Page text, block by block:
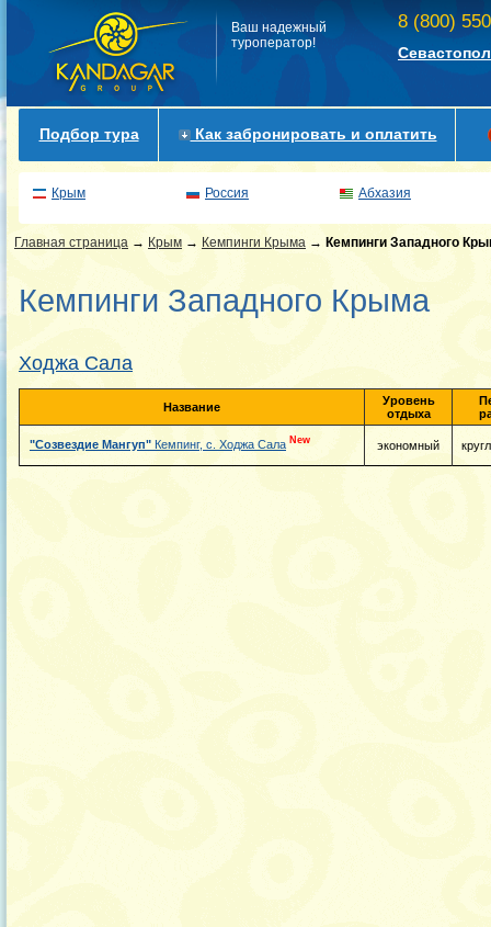
Ваш надежный
туроператор!
8 (800)
Подбор тура Как забронировать и оплатить
Крым Россия Абхазия
Главная страница → Крым → Кемпинги Крыма → Кемпинги Западного
Кемпинги Западного Крыма
Ходжа Сала
Название
Уровень
отдыха
"Созвездие Мангуп" Кемпинг, с. Ходжа Сала New экономный